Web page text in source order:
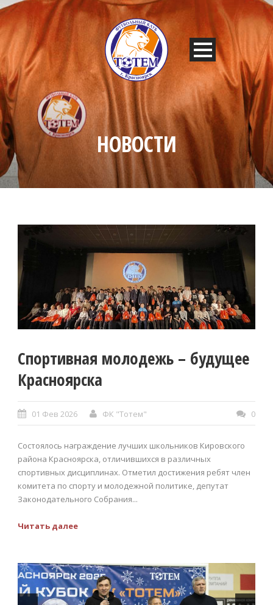
НОВОСТИ
Спортивная молодежь – будущее
Красноярска
01 Фев 2026 ФК "Тотем" 0
Состоялось награждение лучших школьников Кировского
района Красноярска, отличившихся в различных
спортивных дисциплинах. Отметил достижения ребят член
комитета по спорту и молодежной политике, депутат
Законодательного Собрания...
Читать далее